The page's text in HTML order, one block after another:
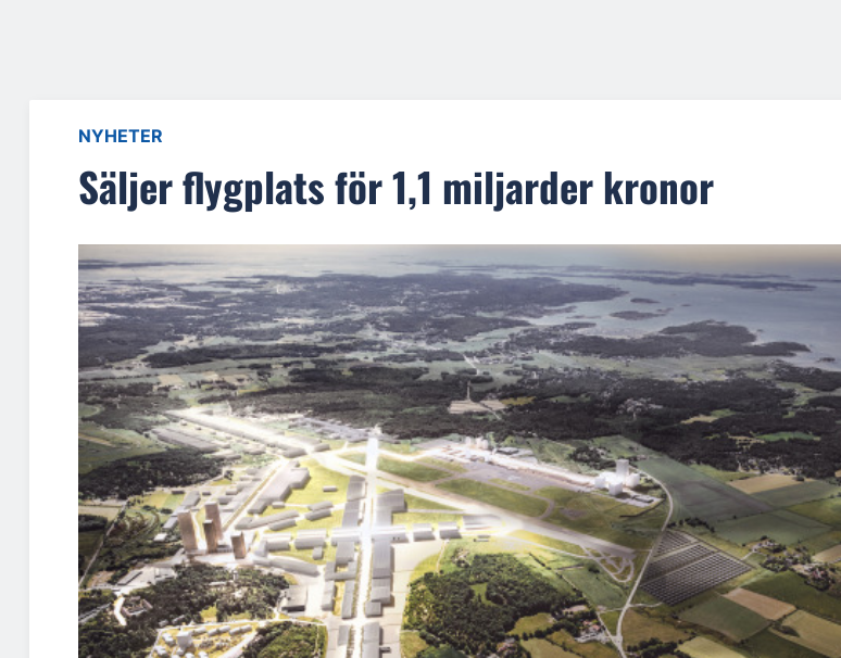
NYHETER
Säljer flygplats för 1,1 miljarder kronor